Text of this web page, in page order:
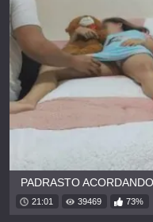
PADRASTO
21:01 39469 73%